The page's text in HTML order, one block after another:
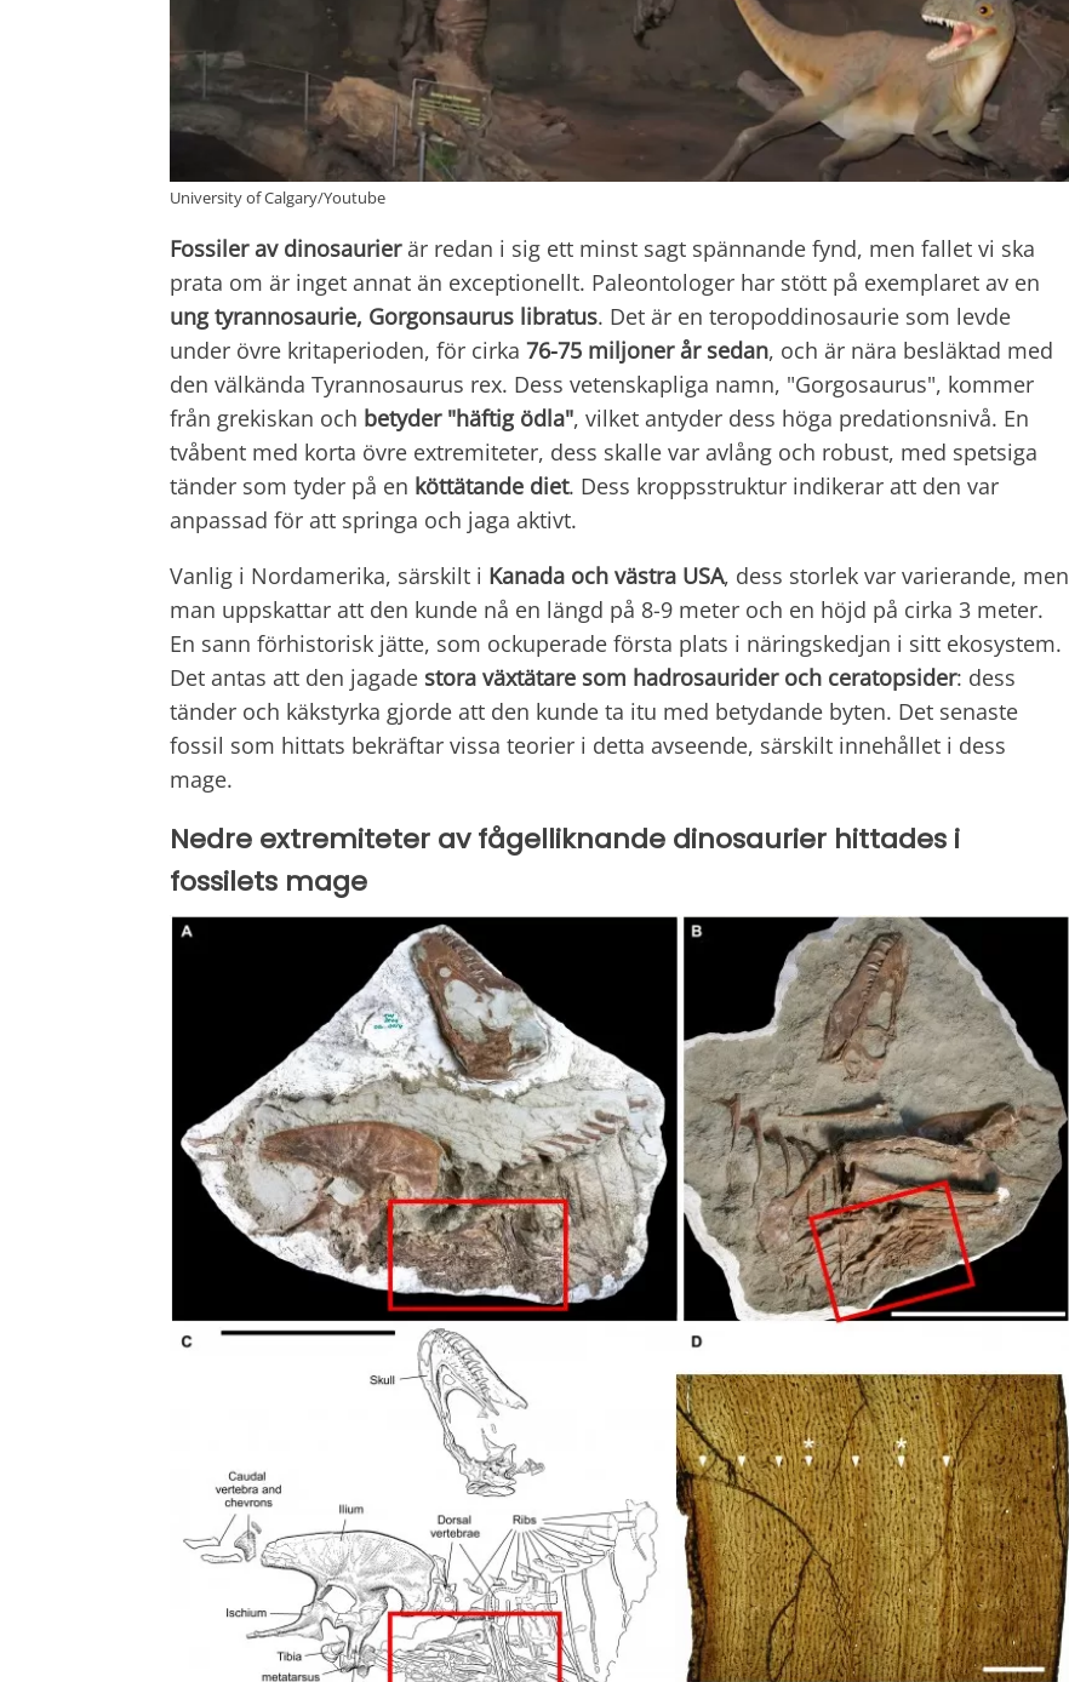
University of Calgary/Youtube
Fossiler av dinosaurierär redan i sig ett minst sagt spännande fynd, men fallet vi ska
prata om är inget annat än exceptionellt. Paleontologer har stött på exemplaret av en
ung tyrannosaurie, Gorgonsaurus libratus. Det är en teropoddinosaurie som levde
under övre kritaperioden, för cirka 76-75 miljoner år sedan, och är nära besläktad med
den välkända Tyrannosaurus rex. Dess vetenskapliga namn, "Gorgosaurus", kommer
från grekiskan och betyder "häftig ödla", vilket antyder dess höga predationsnivå. En
tvåbent med korta övre extremiteter, dess skalle var avlång och robust, med spetsiga
tänder som tyder på en köttätande diet. Dess kroppsstruktur indikerar att den var
anpassad för att springa och jaga aktivt.
Vanlig i Nordamerika, särskilt i Kanada och västra USA, dess storlek var varierande, men
man uppskattar att den kunde nå en längd på 8-9 meter och en höjd på cirka 3 meter.
En sann förhistorisk jätte, som ockuperade första plats i näringskedjan i sitt ekosystem.
Det antas att den jagade stora växtätare som hadrosaurider och ceratopsider: dess
tänder och käkstyrka gjorde att den kunde ta itu med betydande byten. Det senaste
fossil som hittats bekräftar vissa teorier i detta avseende, särskilt innehållet i dess
mage.
Nedre extremiteter av fågelliknande dinosaurier hittades i
fossilets mage